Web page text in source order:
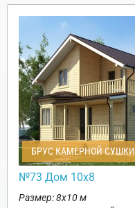
БРУС КАМЕРНОЙ СУШКИ
№73 Дом 10х8
Размер: 8х10 м